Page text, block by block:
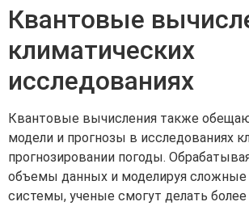
Квантовые
климатических
исследованиях
Квантовые вычисления также
модели и прогнозы в исследованиях
прогнозировании погоды.
объемы данных и моделируя сложные
системы, ученые смогут делать